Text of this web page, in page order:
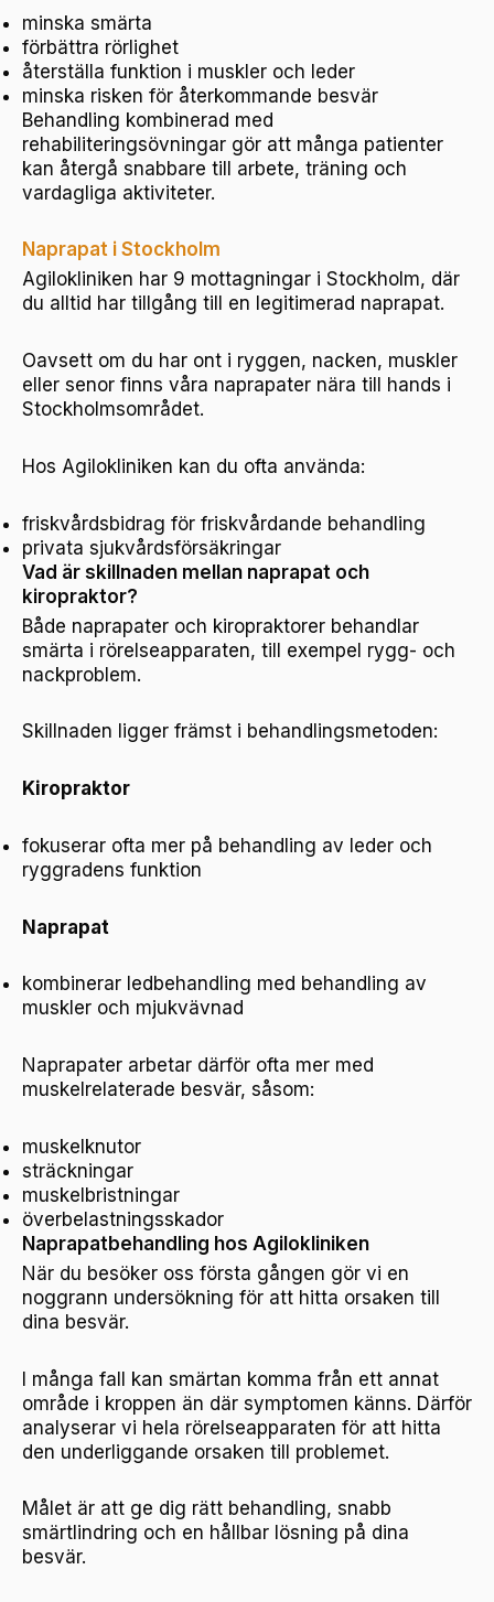
minska smärta
förbättra rörlighet
återställa funktion i muskler och leder
minska risken för återkommande besvär
Behandling kombinerad med
rehabiliteringsövningar gör att många patienter
kan återgå snabbare till arbete, träning och
vardagliga aktiviteter.
Naprapat i Stockholm
Agilokliniken har 9 mottagningar i Stockholm, där
du alltid har tillgång till en legitimerad naprapat.
Oavsett om du har ont i ryggen, nacken, muskler
eller senor finns våra naprapater nära till hands i
Stockholmsområdet.
Hos Agilokliniken kan du ofta använda:
friskvårdsbidrag för friskvårdande behandling
privata sjukvårdsförsäkringar
Vad är skillnaden mellan naprapat och
kiropraktor?
Både naprapater och kiropraktorer behandlar
smärta i rörelseapparaten, till exempel rygg- och
nackproblem.
Skillnaden ligger främst i behandlingsmetoden:
Kiropraktor
fokuserar ofta mer på behandling av leder och
ryggradens funktion
Naprapat
kombinerar ledbehandling med behandling av
muskler och mjukvävnad
Naprapater arbetar därför ofta mer med
muskelrelaterade besvär, såsom:
muskelknutor
sträckningar
muskelbristningar
överbelastningsskador
Naprapatbehandling hos Agilokliniken
När du besöker oss första gången gör vi en
noggrann undersökning för att hitta orsaken till
dina besvär.
I många fall kan smärtan komma från ett annat
område i kroppen än där symptomen känns. Därför
analyserar vi hela rörelseapparaten för att hitta
den underliggande orsaken till problemet.
Målet är att ge dig rätt behandling, snabb
smärtlindring och en hållbar lösning på dina
besvär.